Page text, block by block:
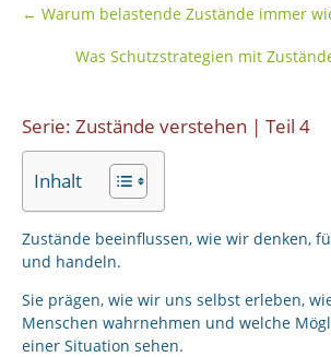
← Warum belastende Zustände immer
Was Schutzstrategien mit
Serie: Zustände verstehen | Teil 4
Inhalt
Zustände beeinflussen, wie wir denken,
und handeln.
Sie prägen, wie wir uns selbst erleben,
Menschen wahrnehmen und welche
einer Situation sehen.